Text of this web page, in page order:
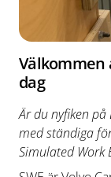
Välkommen
dag
Är du nyfiken
med ständiga
Simulated Work